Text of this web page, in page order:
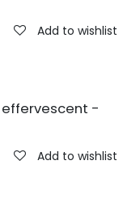
Add to wishlist
effervescent -
Add to wishlist